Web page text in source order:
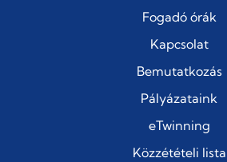
Fogadó órák
Kapcsolat
Bemutatkozás
Pályázataink
eTwinning
Közzétételi lista